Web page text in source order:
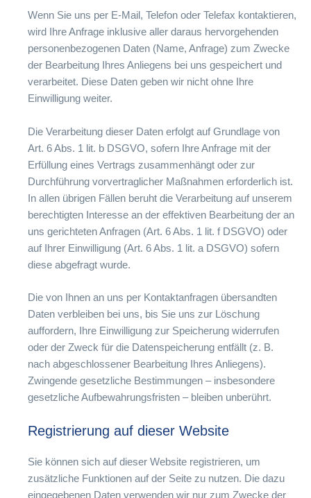
Wenn Sie uns per E-Mail, Telefon oder Telefax kontaktieren,
wird Ihre Anfrage inklusive aller daraus hervorgehenden
personenbezogenen Daten (Name, Anfrage) zum Zwecke
der Bearbeitung Ihres Anliegens bei uns gespeichert und
verarbeitet. Diese Daten geben wir nicht ohne Ihre
Einwilligung weiter.
Die Verarbeitung dieser Daten erfolgt auf Grundlage von
Art. 6 Abs. 1 lit. b DSGVO, sofern Ihre Anfrage mit der
Erfüllung eines Vertrags zusammenhängt oder zur
Durchführung vorvertraglicher Maßnahmen erforderlich ist.
In allen übrigen Fällen beruht die Verarbeitung auf unserem
berechtigten Interesse an der effektiven Bearbeitung der an
uns gerichteten Anfragen (Art. 6 Abs. 1 lit. f DSGVO) oder
auf Ihrer Einwilligung (Art. 6 Abs. 1 lit. a DSGVO) sofern
diese abgefragt wurde.
Die von Ihnen an uns per Kontaktanfragen übersandten
Daten verbleiben bei uns, bis Sie uns zur Löschung
auffordern, Ihre Einwilligung zur Speicherung widerrufen
oder der Zweck für die Datenspeicherung entfällt (z. B.
nach abgeschlossener Bearbeitung Ihres Anliegens).
Zwingende gesetzliche Bestimmungen – insbesondere
gesetzliche Aufbewahrungsfristen – bleiben unberührt.
Registrierung auf dieser Website
Sie können sich auf dieser Website registrieren, um
zusätzliche Funktionen auf der Seite zu nutzen. Die dazu
eingegebenen Daten verwenden wir nur zum Zwecke der